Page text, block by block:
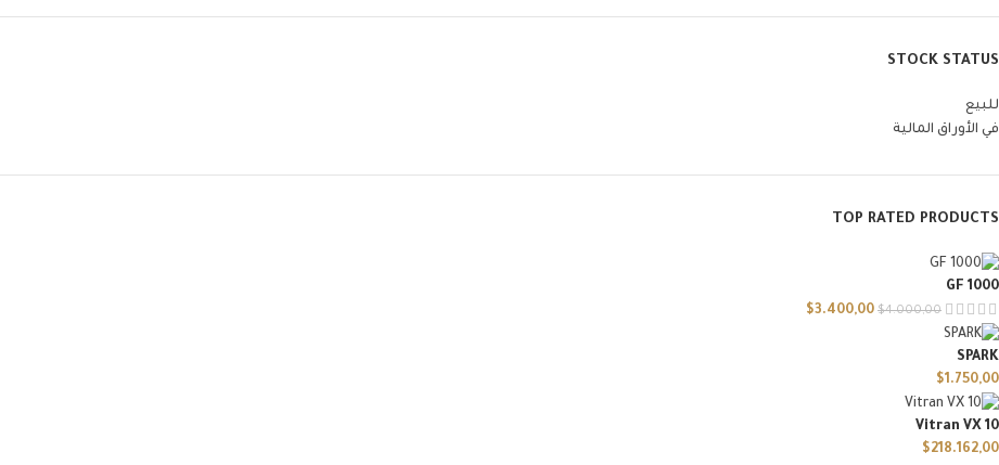
STOCK STATUS
للبيع
في الأوراق المالية
TOP RATED PRODUCTS
GF 1000
$4.000,00
$3.400,00
SPARK
$ 1.750,00
Vitran VX 10
$218.162,00